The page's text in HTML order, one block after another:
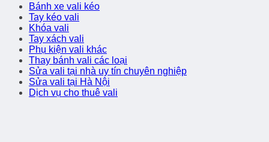
Bánh xe vali kéo
Tay kéo vali
Khóa vali
Tay xách vali
Phụ kiện vali khác
Thay bánh vali các loại
Sửa vali tại nhà uy tín chuyên nghiệp
Sửa vali tại Hà Nội
Dịch vụ cho thuê vali